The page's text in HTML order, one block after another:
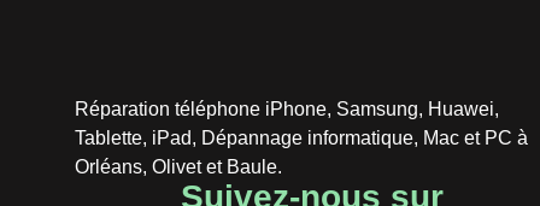
Réparation téléphone iPhone, Samsung, Huawei,
Tablette, iPad, Dépannage informatique, Mac et PC à
Orléans, Olivet et Baule.
Suivez-nous sur